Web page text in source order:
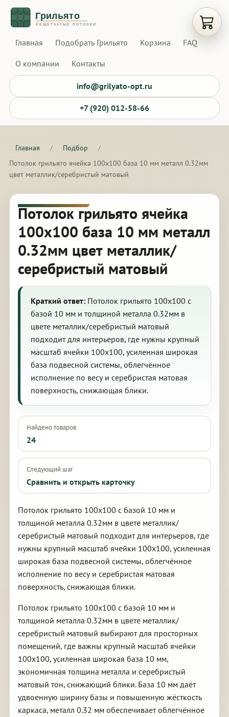
Главная Подобрать Грильято Корзина FAQ
О компании Контакты
info@grilyato-opt.ru
+7 (920) 012-58-66
Главная / Подбор
/
Потолок грильято ячейка 100х100 база 10 мм металл 0.32мм
цвет металлик/серебристый матовый
Потолок грильято ячейка
100х100 база 10 мм металл
0.32мм цвет металлик/
серебристый матовый
Краткий ответ:Потолок грильято 100х100 с
базой 10 мм и толщиной металла 0.32мм в
цвете металлик/серебристый матовый
подходит для интерьеров, где нужны крупный
масштаб ячейки 100х100, усиленная широкая
база подвесной системы, облегчённое
исполнение по весу и серебристая матовая
поверхность, снижающая блики.
Найдено товаров
24
Следующий шаг
Сравнить и открыть карточку
Потолок грильято 100х100 с базой 10 мм и
толщиной металла 0.32мм в цвете металлик/
серебристый матовый подходит для интерьеров, где
нужны крупный масштаб ячейки 100х100, усиленная
широкая база подвесной системы, облегчённое
исполнение по весу и серебристая матовая
поверхность, снижающая блики.
Потолок грильято 100х100 с базой 10 мм и
толщиной металла 0.32мм в цвете металлик/
серебристый матовый выбирают для просторных
помещений, где важны крупный масштаб ячейки
100х100, усиленная широкая база 10 мм,
экономичная толщина металла и серебристый
матовый тон, снижающий блики. База 10 мм даёт
удвоенную ширину базы и повышенную жёсткость
каркаса, металл 0.32 мм обеспечивает облегчённое